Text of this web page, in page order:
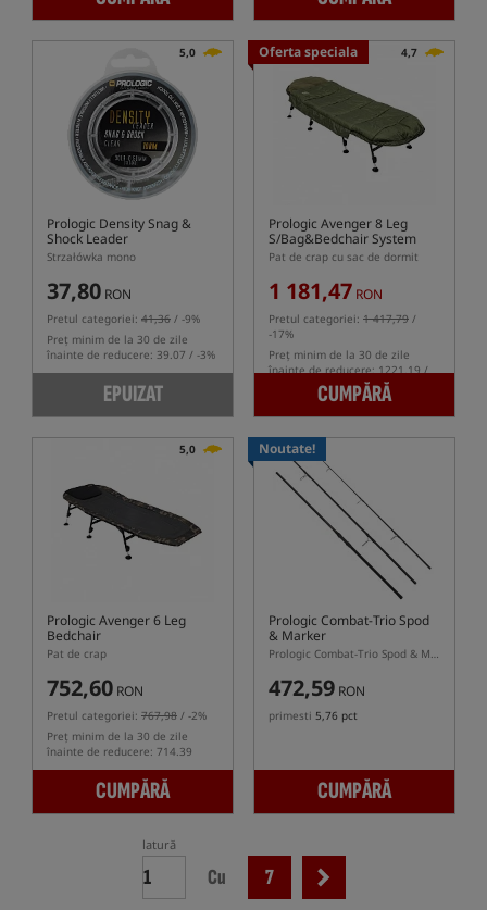
5,0
Prologic Density Snag &
Shock Leader
Strzałówka mono
37,80 RON
Pretul categoriei: 41,36 / -9%
Preț minim de la 30 de zile
înainte de reducere: 39.07 / -3%
EPUIZAT
Oferta speciala 4,7
Prologic Avenger 8 Leg
S/Bag&Bedchair System
Pat de crap cu sac de dormit
1 181,47 RON
Pretul categoriei: 1 417,79 /
-17%
Preț minim de la 30 de zile
înainte de reducere: 1221.19 /
CUMPĂRĂ
5,0
Prologic Avenger 6 Leg
Bedchair
Pat de crap
752,60 RON
Pretul categoriei: 767,98 / -2%
Preț minim de la 30 de zile
înainte de reducere: 714.39
CUMPĂRĂ
Noutate!
Prologic Combat-Trio Spod
& Marker
Prologic Combat-Trio Spod & Marker – lansetă în trei secțiuni pentru spod și marker
472,59 RON
primesti 5,76 pct
CUMPĂRĂ
latură
Cu 7